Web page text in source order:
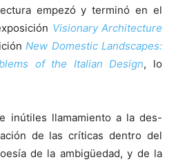
empezó y terminó en el
Visionary Architecture
New Domestic Landscapes:
of the Italian Design, lo
inútiles llamamiento a la des-
de las críticas dentro del
de la ambigüedad, y de la